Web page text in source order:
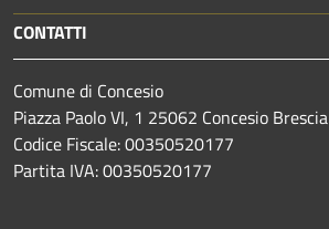
CONTATTI
Comune di Concesio
Piazza Paolo VI, 1 25062 Concesio Brescia
Codice Fiscale: 00350520177
Partita IVA: 00350520177